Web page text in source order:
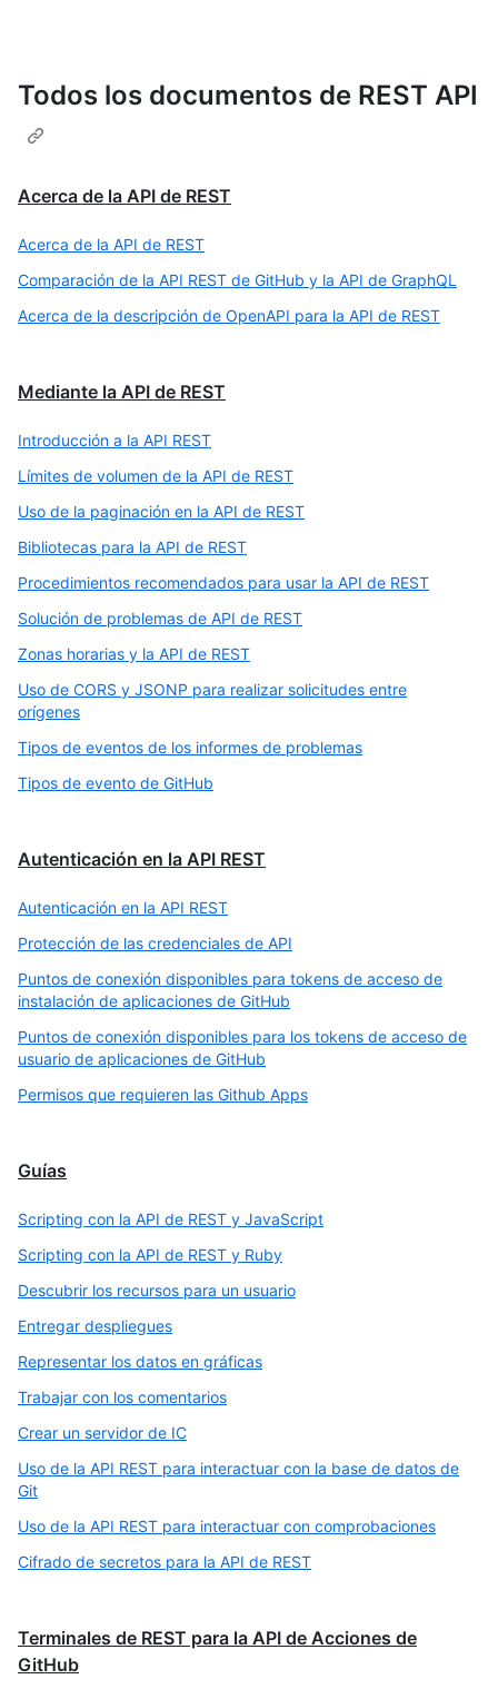
Todos los documentos de REST API
Acerca de la API de REST
Acerca de la API de REST
Comparación de la API REST de GitHub y la API de GraphQL
Acerca de la descripción de OpenAPI para la API de REST
Mediante la API de REST
Introducción a la API REST
Límites de volumen de la API de REST
Uso de la paginación en la API de REST
Bibliotecas para la API de REST
Procedimientos recomendados para usar la API de REST
Solución de problemas de API de REST
Zonas horarias y la API de REST
Uso de CORS y JSONP para realizar solicitudes entre
orígenes
Tipos de eventos de los informes de problemas
Tipos de evento de GitHub
Autenticación en la API REST
Autenticación en la API REST
Protección de las credenciales de API
Puntos de conexión disponibles para tokens de acceso de
instalación de aplicaciones de GitHub
Puntos de conexión disponibles para los tokens de acceso de
usuario de aplicaciones de GitHub
Permisos que requieren las Github Apps
Guías
Scripting con la API de REST y JavaScript
Scripting con la API de REST y Ruby
Descubrir los recursos para un usuario
Entregar despliegues
Representar los datos en gráficas
Trabajar con los comentarios
Crear un servidor de IC
Uso de la API REST para interactuar con la base de datos de
Git
Uso de la API REST para interactuar con comprobaciones
Cifrado de secretos para la API de REST
Terminales de REST para la API de Acciones de
GitHub